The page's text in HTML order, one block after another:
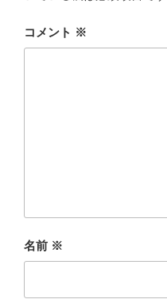
コメント ※
名前 ※